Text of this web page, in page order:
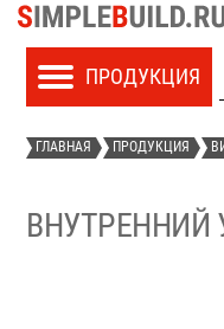
ГЛАВНАЯ ПРОДУКЦИЯ
ВНУТРЕННИЙ